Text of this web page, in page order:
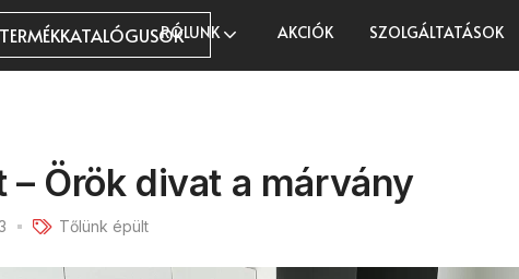
TERMÉKKATALÓGUSOKRÓLUNK AKCIÓK SZOLGÁLTATÁSOK
Örök divat a márvány
Tőlünk épült